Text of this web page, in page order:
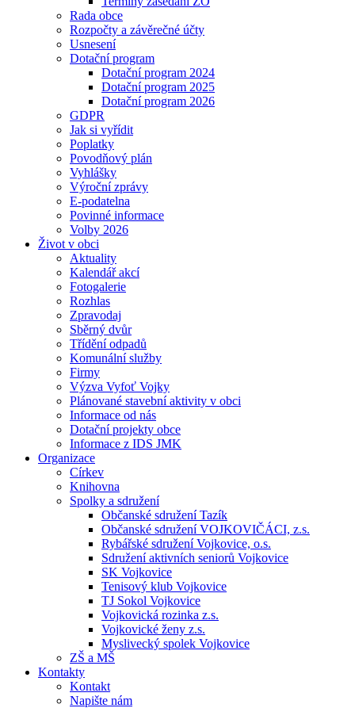
Rada obce
Rozpočty a závěrečné účty
Usnesení
Dotační program
Dotační program 2024
Dotační program 2025
Dotační program 2026
GDPR
Jak si vyřídit
Poplatky
Povodňový plán
Vyhlášky
Výroční zprávy
E-podatelna
Povinné informace
Volby 2026
Život v obci
Aktuality
Kalendář akcí
Fotogalerie
Rozhlas
Zpravodaj
Sběrný dvůr
Třídění odpadů
Komunální služby
Firmy
Výzva Vyfoť Vojky
Plánované stavební aktivity v obci
Informace od nás
Dotační projekty obce
Informace z IDS JMK
Organizace
Církev
Knihovna
Spolky a sdružení
Občanské sdružení Tazík
Občanské sdružení VOJKOVIČÁCI, z.s.
Rybářské sdružení Vojkovice, o.s.
Sdružení aktivních seniorů Vojkovice
SK Vojkovice
Tenisový klub Vojkovice
TJ Sokol Vojkovice
Vojkovická rozinka z.s.
Vojkovické ženy z.s.
Myslivecký spolek Vojkovice
ZŠ a MŠ
Kontakty
Kontakt
Napište nám